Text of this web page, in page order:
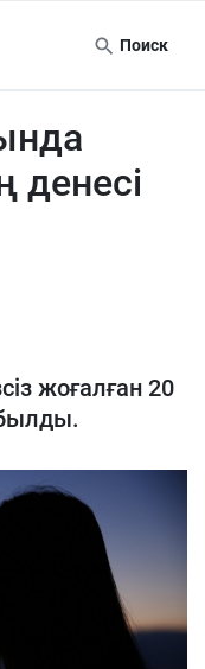
Поиск
денесі
жоғалған 20